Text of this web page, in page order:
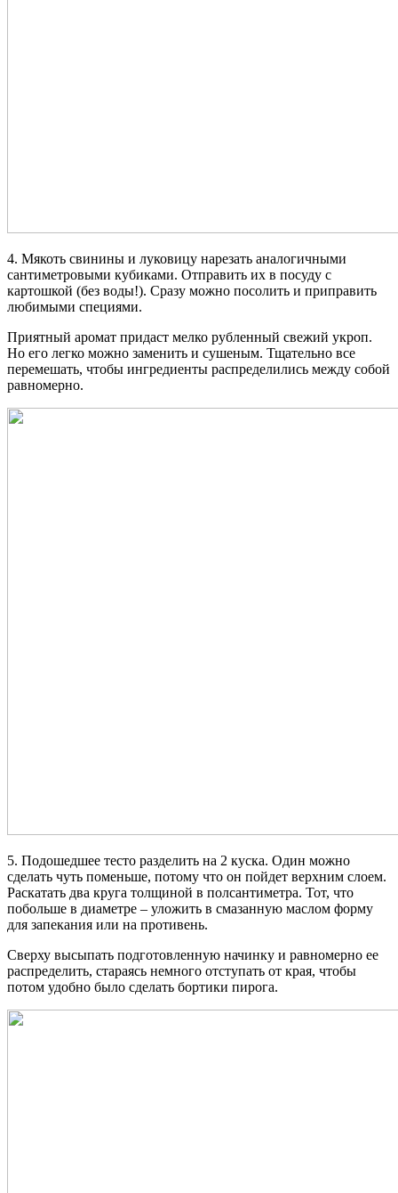
4. Мякоть свинины и луковицу нарезать аналогичными
сантиметровыми кубиками. Отправить их в посуду с
картошкой (без воды!). Сразу можно посолить и приправить
любимыми специями.
Приятный аромат придаст мелко рубленный свежий укроп.
Но его легко можно заменить и сушеным. Тщательно все
перемешать, чтобы ингредиенты распределились между собой
равномерно.
5. Подошедшее тесто разделить на 2 куска. Один можно
сделать чуть поменьше, потому что он пойдет верхним слоем.
Раскатать два круга толщиной в полсантиметра. Тот, что
побольше в диаметре – уложить в смазанную маслом форму
для запекания или на противень.
Сверху высыпать подготовленную начинку и равномерно ее
распределить, стараясь немного отступать от края, чтобы
потом удобно было сделать бортики пирога.